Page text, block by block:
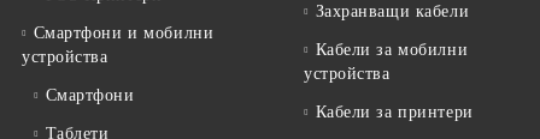
Смартфони и мобилни
устройства
Смартфони
Таблети
Захранващи кабели
Кабели за мобилни
устройства
Кабели за принтери